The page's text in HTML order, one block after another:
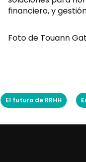
financiero, y
Foto de Touann
El futuro de RRHH